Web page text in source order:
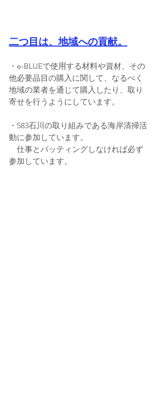
二つ目は、地域への貢献。
・e-BLUEで使用する材料や資材、その
他必要品目の購入に関して、なるべく
地域の業者を通じて購入したり、取り
寄せを行うようにしています。
・583石川の取り組みである海岸清掃活
動に参加しています。
仕事とバッティングしなければ必ず
参加しています。